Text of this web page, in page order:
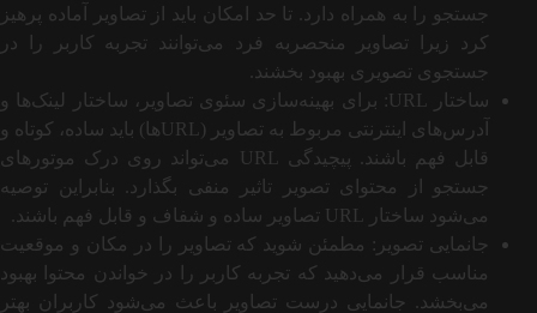
جستجو را به همراه دارد. تا حد امکان باید از تصاویر آماده پرهیز
کرد زیرا تصاویر منحصربه فرد می‌توانند تجربه کاربر را در
جستجوی تصویری بهبود بخشند.
ساختار URL: برای بهینه‌سازی سئوی تصاویر، ساختار لینک‌ها و
آدرس‌های اینترنتی مربوط به تصاویر (URLها) باید ساده، کوتاه و
قابل فهم باشند. پیچیدگی URL می‌تواند روی درک موتورهای
جستجو از محتوای تصویر تاثیر منفی بگذارد. بنابراین توصیه
می‌شود ساختار URL تصاویر ساده و شفاف و قابل فهم باشند.
جانمایی تصویر: مطمئن شوید که تصاویر را در مکان و موقعیت
مناسب قرار می‌دهید که تجربه کاربر را در خواندن محتوا بهبود
می‌بخشد. جانمایی درست تصاویر باعث می‌شود کاربران بهتر